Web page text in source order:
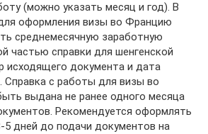
(можно указать месяц и год). В
оформления визы во Францию
среднемесячную заработную
частью справки для шенгенской
исходящего документа и дата
Справка с работы для визы во
выдана не ранее одного месяца
Рекомендуется оформлять
5 дней до подачи документов на